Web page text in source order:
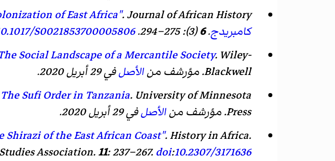
of East Africa".Journal of African History
كامبريدج.
6
(3): 275–294.
S0021853700005806
Social Landscape of a Mercantile Society. Wiley-
Blackwell. مؤرشف منالأصلفي 29 أبريل 2020.
Sufi Order in Tanzania. University of Minnesota
Press. مؤرشف منالأصلفي 29 أبريل 2020.
of the East African Coast".History in Africa.
Association.11: 237–267.doi:10.2307/3171636